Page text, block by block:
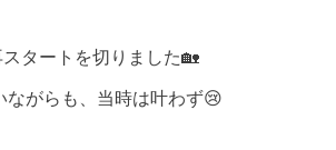
タートを切りました🏡
ながらも、当時は叶わず😢